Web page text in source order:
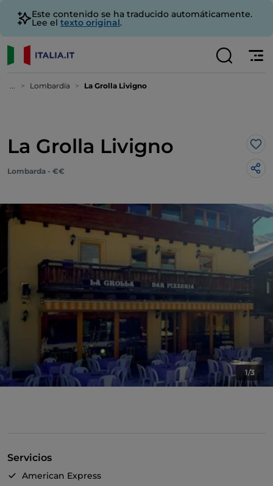
Este contenido se ha traducido automáticamente.
Lee el texto original.
... Lombardía La Grolla Livigno
La Grolla Livigno Me
Lombarda - €€
1/3
Servicios
American Express